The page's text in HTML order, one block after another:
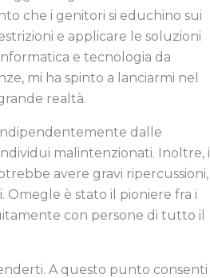
che i genitori si educhino sui
e applicare le soluzioni
e tecnologia da
mi ha spinto a lanciarmi nel
realtà.
dalle
malintenzionati. Inoltre, il
avere gravi ripercussioni,
è stato il pioniere fra i
con persone di tutto il
A questo punto consenti